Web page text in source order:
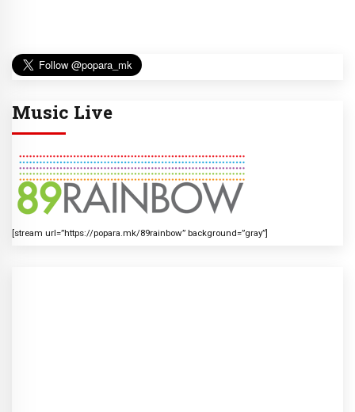
Music Live
[stream url=”https://popara.mk/89rainbow” background=”gray”]